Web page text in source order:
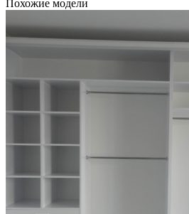
Похожие модели